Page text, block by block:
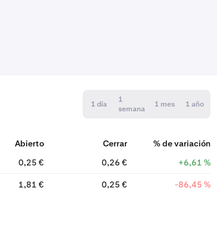
1 día
1
semana
1 mes 1 año
Abierto Cerrar
% de variación
0,25 € 0,26 € +6,61 %
1,81 € 0,25 € -86,45 %